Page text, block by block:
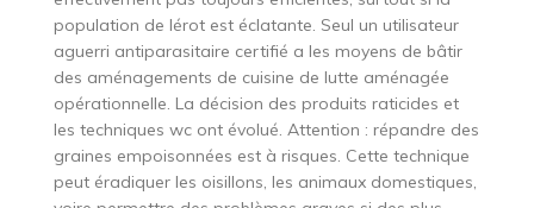
population de lérot est éclatante. Seul un utilisateur
aguerri antiparasitaire certifié a les moyens de bâtir
des aménagements de cuisine de lutte aménagée
opérationnelle. La décision des produits raticides et
les techniques wc ont évolué. Attention : répandre des
graines empoisonnées est à risques. Cette technique
peut éradiquer les oisillons, les animaux domestiques,